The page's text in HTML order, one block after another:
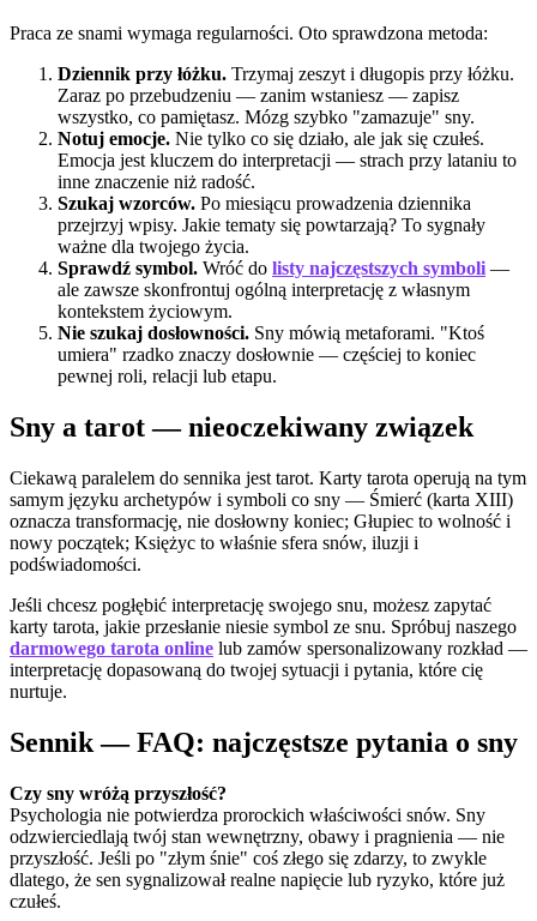
Praca ze snami wymaga regularności. Oto sprawdzona metoda:
Dziennik przy łóżku. Trzymaj zeszyt i długopis przy łóżku.
Zaraz po przebudzeniu — zanim wstaniesz — zapisz
wszystko, co pamiętasz. Mózg szybko "zamazuje" sny.
Notuj emocje. Nie tylko co się działo, ale jak się czułeś.
Emocja jest kluczem do interpretacji — strach przy lataniu to
inne znaczenie niż radość.
Szukaj wzorców. Po miesiącu prowadzenia dziennika
przejrzyj wpisy. Jakie tematy się powtarzają? To sygnały
ważne dla twojego życia.
Sprawdź symbol. Wróć do listy najczęstszych symboli —
ale zawsze skonfrontuj ogólną interpretację z własnym
kontekstem życiowym.
Nie szukaj dosłowności. Sny mówią metaforami. "Ktoś
umiera" rzadko znaczy dosłownie — częściej to koniec
pewnej roli, relacji lub etapu.
Sny a tarot — nieoczekiwany związek
Ciekawą paralelem do sennika jest tarot. Karty tarota operują na tym
samym języku archetypów i symboli co sny — Śmierć (karta XIII)
oznacza transformację, nie dosłowny koniec; Głupiec to wolność i
nowy początek; Księżyc to właśnie sfera snów, iluzji i
podświadomości.
Jeśli chcesz pogłębić interpretację swojego snu, możesz zapytać
karty tarota, jakie przesłanie niesie symbol ze snu. Spróbuj naszego
darmowego tarota online lub zamów spersonalizowany rozkład —
interpretację dopasowaną do twojej sytuacji i pytania, które cię
nurtuje.
Sennik — FAQ: najczęstsze pytania o sny
Czy sny wróżą przyszłość?
Psychologia nie potwierdza prorockich właściwości snów. Sny
odzwierciedlają twój stan wewnętrzny, obawy i pragnienia — nie
przyszłość. Jeśli po "złym śnie" coś złego się zdarzy, to zwykle
dlatego, że sen sygnalizował realne napięcie lub ryzyko, które już
czułeś.